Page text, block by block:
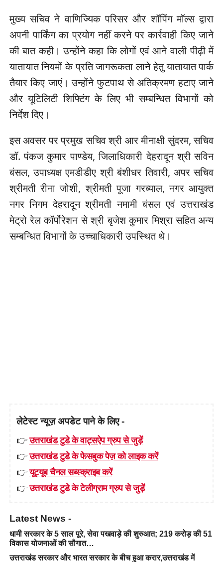
मुख्य सचिव ने वाणिज्यिक परिसर और शॉपिंग मॉल्स द्वारा
अपनी पार्किंग का प्रयोग नहीं करने पर कार्रवाही किए जाने
की बात कही। उन्होंने कहा कि लोगों एवं आने वाली पीढ़ी में
यातायात नियमों के प्रति जागरूकता लाने हेतु यातायात पार्क
तैयार किए जाएं। उन्होंने फुटपाथ से अतिक्रमण हटाए जाने
और यूटिलिटी शिफ्टिंग के लिए भी सम्बन्धित विभागों को
निर्देश दिए।
इस अवसर पर प्रमुख सचिव श्री आर मीनाक्षी सुंदरम, सचिव
डॉ. पंकज कुमार पाण्डेय, जिलाधिकारी देहरादून श्री सविन
बंसल, उपाध्यक्ष एमडीडीए श्री बंशीधर तिवारी, अपर सचिव
श्रीमती रीना जोशी, श्रीमती पूजा गरब्याल, नगर आयुक्त
नगर निगम देहरादून श्रीमती नमामी बंसल एवं उत्तराखंड
मेट्रो रेल कॉर्पोरेशन से श्री बृजेश कुमार मिश्रा सहित अन्य
सम्बन्धित विभागों के उच्चाधिकारी उपस्थित थे।
लेटेस्ट न्यूज़ अपडेट पाने के लिए -
👉उत्तराखंड टुडे के वाट्सऐप ग्रुप से जुड़ें
👉उत्तराखंड टुडे के फेसबुक पेज़ को लाइक करें
👉यूट्यूब चैनल सब्स्क्राइब करें
👉उत्तराखंड टुडे के टेलीग्राम ग्रुप से जुड़ें
Latest News -
धामी सरकार के 5 साल पूरे, सेवा पखवाड़े की शुरुआत; 219 करोड़ की 51
विकास योजनाओं की सौगात…
उत्तराखंड सरकार और भारत सरकार के बीच हुआ करार,उत्तराखंड में